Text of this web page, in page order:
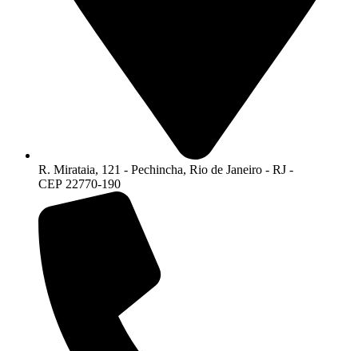
R. Mirataia, 121 - Pechincha, Rio de Janeiro - RJ -
CEP 22770-190